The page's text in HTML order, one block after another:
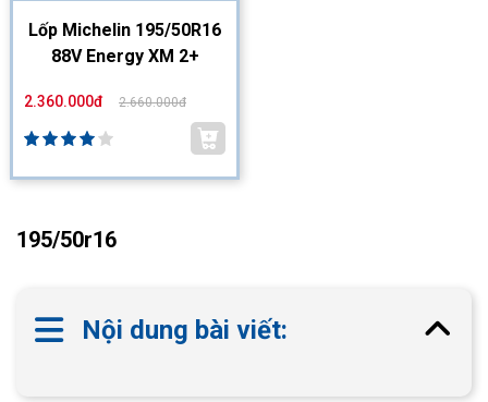
Lốp Michelin 195/50R16
88V Energy XM 2+
2.360.000đ 2.660.000đ
195/50r16
Nội dung bài viết: